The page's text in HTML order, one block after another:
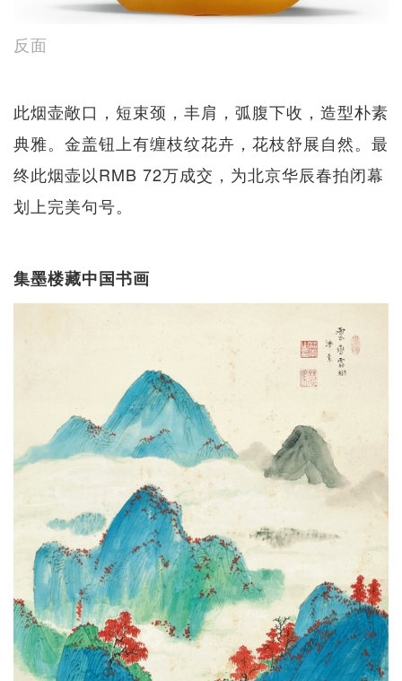
反面
此烟壶敞口，短束颈，丰肩，弧腹下收，造型朴素
典雅。金盖钮上有缠枝纹花卉，花枝舒展自然。最
终此烟壶以RMB 72万成交，为北京华辰春拍闭幕
划上完美句号。
集墨楼藏中国书画